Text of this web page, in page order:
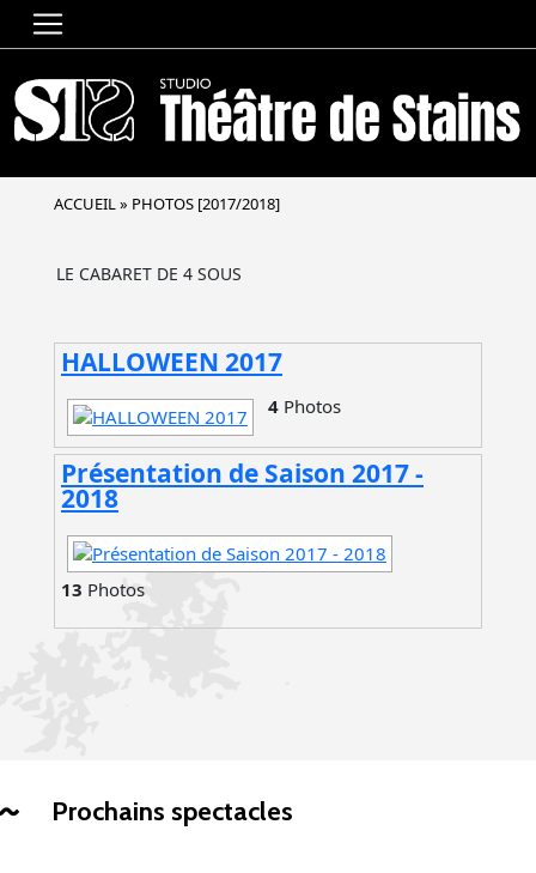
ACCUEIL» PHOTOS [2017/2018]
LE CABARET DE 4 SOUS
HALLOWEEN 2017
4 Photos
Présentation de Saison 2017 -
2018
13 Photos
Prochains spectacles